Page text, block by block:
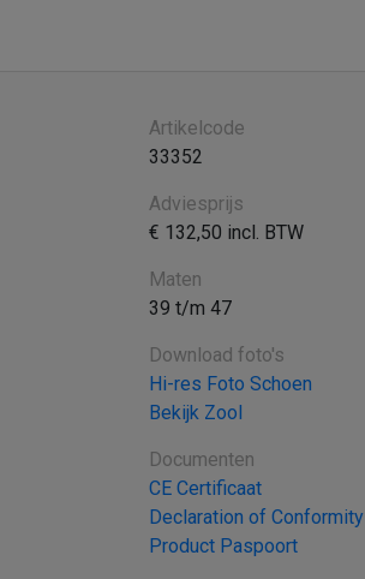
Artikelcode
33352
Adviesprijs
€ 132,50 incl. BTW
Maten
39 t/m 47
Download foto's
Hi-res Foto Schoen
Bekijk Zool
Documenten
CE Certificaat
Declaration of Conformity
Product Paspoort